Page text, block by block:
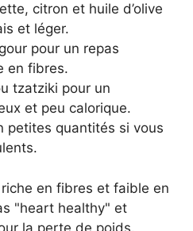
citron et huile d’olive
et léger.
pour un repas
en fibres.
tzatziki pour un
et peu calorique.
petites quantités si vous
en fibres et faible en
"heart healthy" et
la perte de poids.